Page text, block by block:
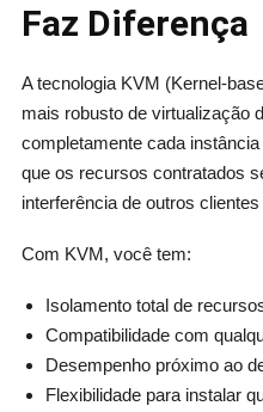
Faz Diferença
A tecnologia KVM (Kernel-
mais robusto de virtualização
completamente cada
que os recursos contratados
interferência de outros
Com KVM, você tem:
Isolamento total de
Compatibilidade com
Desempenho próximo ao
Flexibilidade para instalar